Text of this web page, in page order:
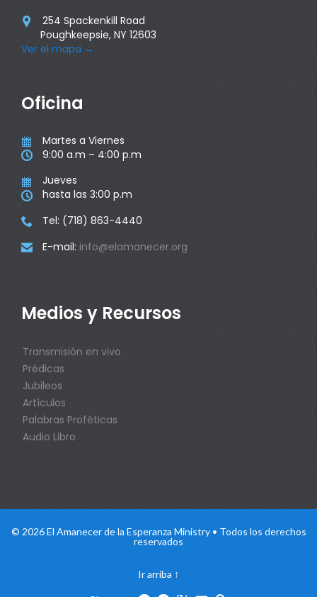

254 Spackenkill Road
Poughkeepsie, NY 12603
Ver el mapa →
Oficina
 Martes a Viernes
 9:00 a.m – 4:00 p.m
 Jueves
 hasta las 3:00 p.m
 Tel: (718) 863-4440
 E-mail: info@elamanecer.org
Medios y Recursos
Transmisión en vivo
Prédicas
Jubileos
Artículos
Palabras Proféticas
Audio Libro
© 2026 El Amanecer de la Esperanza Ministry • Todos los derechos
reservados
Ir arriba ↑